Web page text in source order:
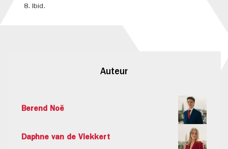
Ibid.
Auteur
Berend Noë
Daphne van de Vlekkert